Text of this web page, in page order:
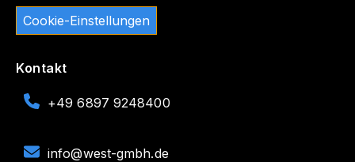
Cookie-Einstellungen
Kontakt
+49 6897 9248400
info@west-gmbh.de